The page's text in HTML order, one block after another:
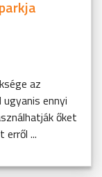
az
ennyi
őket
erről ...